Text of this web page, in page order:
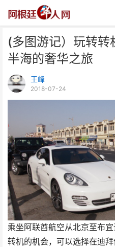
(多图游记）玩转转
半海的奢华之旅
王峰
2018-07-24
乘坐阿联酋航空从北京至布
转机的机会，可以选择在迪
(多图游记）玩转转机
半沙一半海的奢华之旅